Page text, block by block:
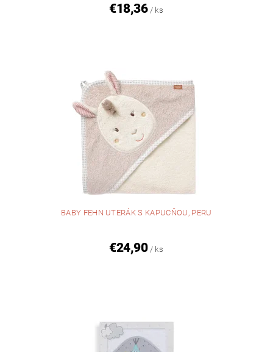
€18,36 / ks
BABY FEHN UTERÁK S KAPUCŇOU, PERU
€24,90 / ks